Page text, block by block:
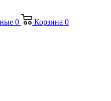
0 Корзина 0